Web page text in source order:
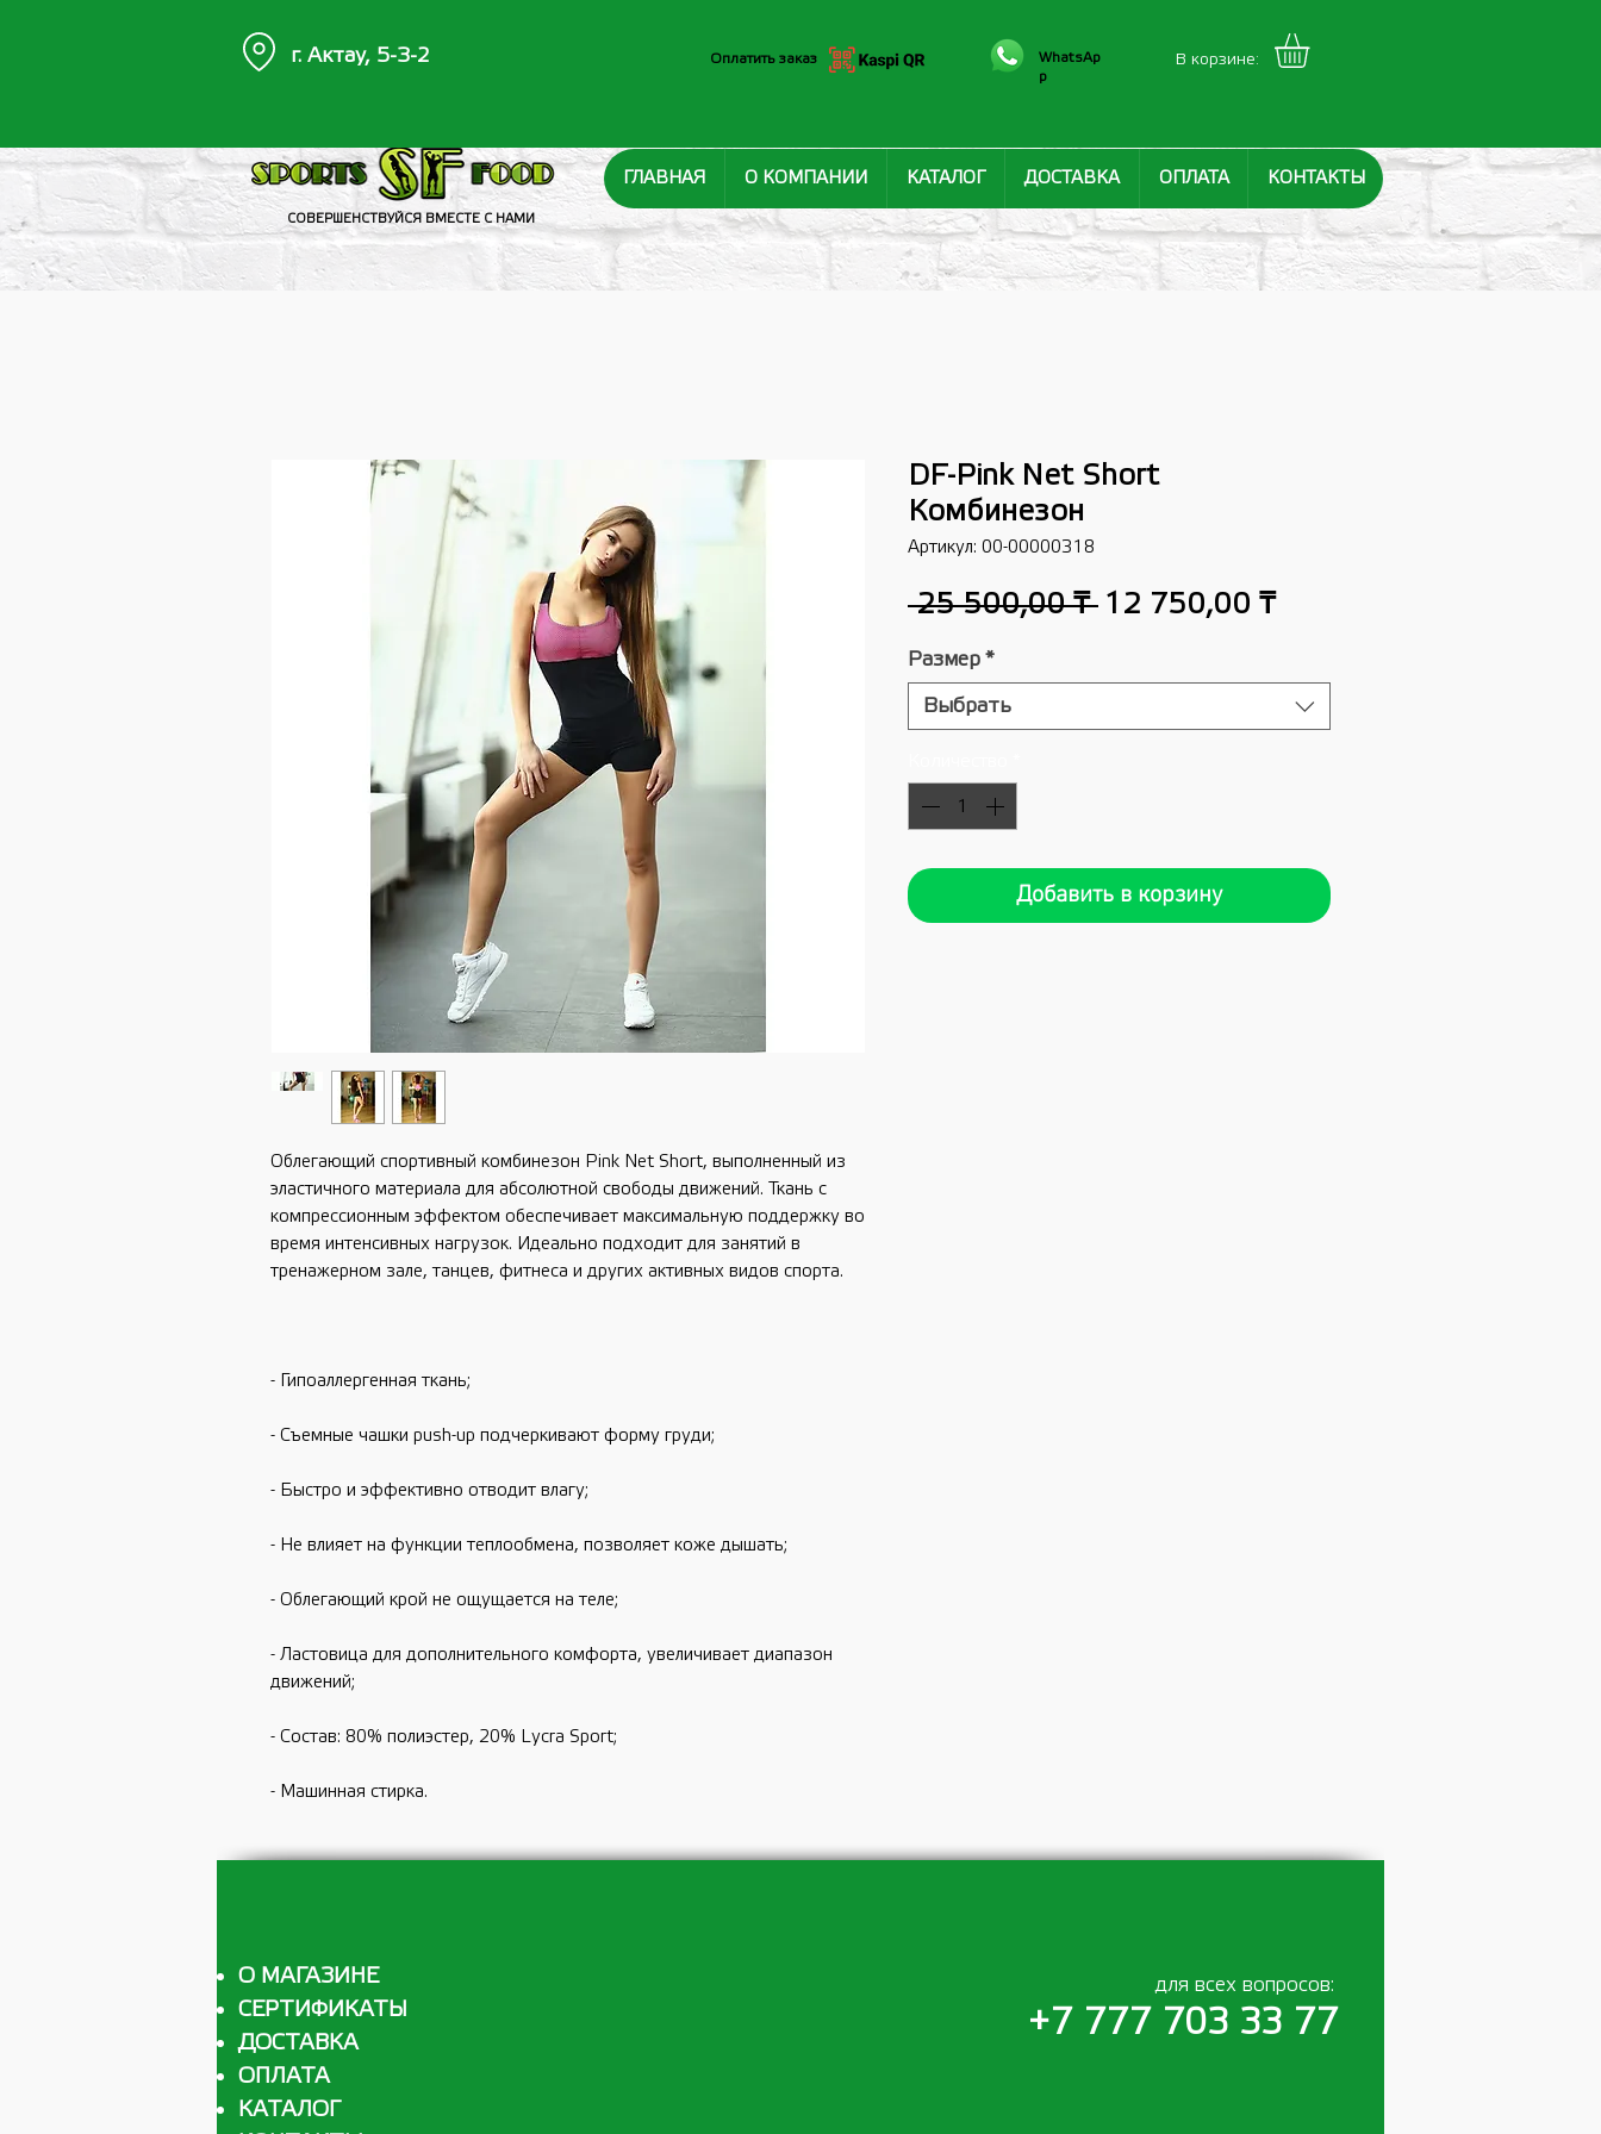
СОВЕРШЕНСТВУЙСЯ ВМЕСТЕ С НАМИ
ГЛАВНАЯ О КОМПАНИИ КАТАЛОГ ДОСТАВКА ОПЛАТА КОНТАКТЫ
г. Актау, 5-3-2 Оплатить заказ
WhatsAp
p
В корзине:
Облегающий спортивный комбинезон Pink Net Short, выполненный из
эластичного материала для абсолютной свободы движений. Ткань с
компрессионным эффектом обеспечивает максимальную поддержку во
время интенсивных нагрузок. Идеально подходит для занятий в
тренажерном зале, танцев, фитнеса и других активных видов спорта.
- Гипоаллергенная ткань;
- Съемные чашки push-up подчеркивают форму груди;
- Быстро и эффективно отводит влагу;
- Не влияет на функции теплообмена, позволяет коже дышать;
- Облегающий крой не ощущается на теле;
- Ластовица для дополнительного комфорта, увеличивает диапазон
движений;
- Состав: 80% полиэстер, 20% Lycra Sport;
- Машинная стирка.
DF-Pink Net Short
Комбинезон
Артикул: 00-00000318
25 500,00 ₸ Обычная
12 750,00 ₸Спеццена
Размер*
Выбрать
Добавить в корзину
О МАГАЗИНЕ
СЕРТИФИКАТЫ
ДОСТАВКА
ОПЛАТА
КАТАЛОГ
+7 777 703 33 77
для всех вопросов: